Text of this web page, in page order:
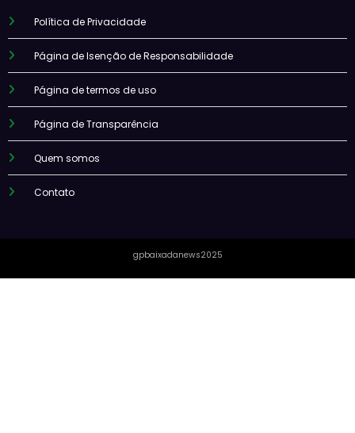
Política de Privacidade
Página de Isenção de Responsabilidade
Página de termos de uso
Página de Transparência
Quem somos
Contato
gpbaixadanews2025